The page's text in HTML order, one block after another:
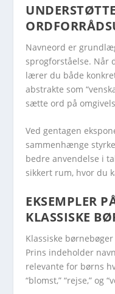
Navneord er
sprogforståelse. Når
lærer du både
abstrakte som
sætte ord på
Ved gentagen
sammenhænge
bedre anvendelse i
sikkert rum, hvor du
EKSEMPLER
KLASSISKE
Klassiske
Prins indeholder
relevante for børns
“blomst,” “rejse,” og